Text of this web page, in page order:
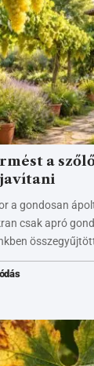
a
a gondosan
csak apró